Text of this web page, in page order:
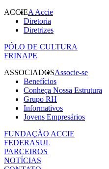
ACCIEA Accie
Diretoria
Diretrizes
PÓLO DE CULTURA
FRINAPE
ASSOCIADOSAssocie-se
Benefícios
Conheça Nossa Estrutura
Grupo RH
Informativos
Jovens Empresários
FUNDAÇÃO ACCIE
FEDERASUL
PARCEIROS
NOTÍCIAS